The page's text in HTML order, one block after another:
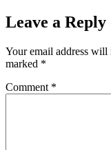
Leave a Reply
Your email address will
marked *
Comment *